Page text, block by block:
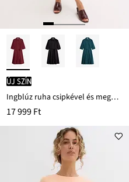
új szín
Ingblúz ruha csipkével és megkötős pánttal
17 999 Ft